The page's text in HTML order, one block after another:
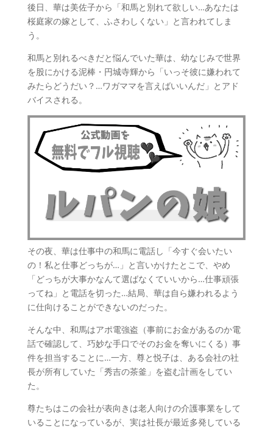
後日、華は美佐子から「和馬と別れて欲しい…あなたは
桜庭家の嫁として、ふさわしくない」と言われてしま
う。
和馬と別れるべきだと悩んでいた華は、幼なじみで世界
を股にかける泥棒・円城寺輝から「いっそ彼に嫌われて
みたらどうだい？…ワガママを言えばいいんだ」とアド
バイスされる。
その夜、華は仕事中の和馬に電話し「今すぐ会いたい
の！私と仕事どっちが…」と言いかけたとこで、やめ
「どっちが大事かなんて選ばなくていいから…仕事頑張
ってね」と電話を切った…結局、華は自ら嫌われるよう
に仕向けることができないのだった。
そんな中、和馬はアポ電強盗（事前にお金があるのか電
話で確認して、巧妙な手口でそのお金を奪いにくる）事
件を担当することに…一方、尊と悦子は、ある会社の社
長が所有していた「秀吉の茶釜」を盗む計画をしてい
た。
尊たちはこの会社が表向きは老人向けの介護事業をして
いることになっているが、実は社長が最近多発している